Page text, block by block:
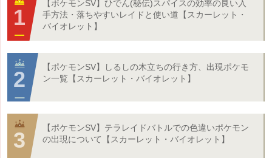
【ポケモンSV】ひでん(秘伝)スパイスの効率の良い入
手方法・落ちやすいレイドと使い道【スカーレット・
バイオレット】
【ポケモンSV】しるしの木立ちの行き方、出現ポケモ
ン一覧【スカーレット・バイオレット】
【ポケモンSV】テラレイドバトルでの色違いポケモン
の出現について【スカーレット・バイオレット】